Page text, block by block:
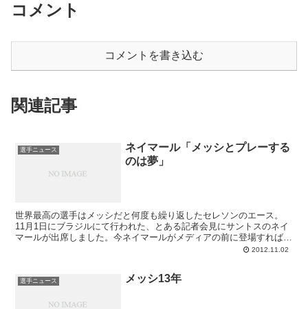
コメント
コメントを書き込む
関連記事
選手ニュース
ネイマール「メッシとプレーする
のは夢」
世界最高の選手はメッシだと何度も繰り返したセレソンのエース。
11月1日にブラジルにて行われた、とある記者会見にサントスのネイ
マールが出席しました。今ネイマールがメディアの前に登場すれば、
2012.11.02
選手ニュース メッシ13年